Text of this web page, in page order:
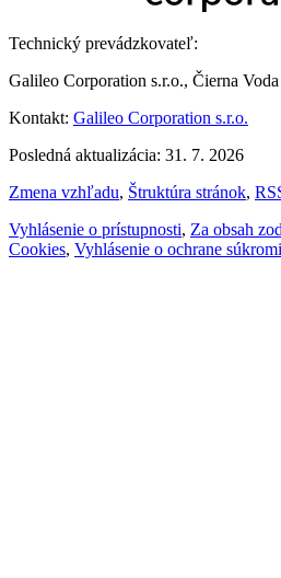
Technický prevádzkovateľ:
Galileo Corporation s.r.o., Čierna
Kontakt: Galileo Corporation s.r.o.
Posledná aktualizácia: 31. 7. 2026
Zmena vzhľadu, Štruktúra stránok,
Vyhlásenie o prístupnosti, Za obsah
Cookies, Vyhlásenie o ochrane